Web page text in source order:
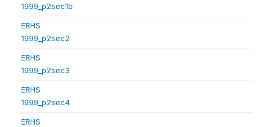
1999_p2sec1b
ERHS
1999_p2sec2
ERHS
1999_p2sec3
ERHS
1999_p2sec4
ERHS